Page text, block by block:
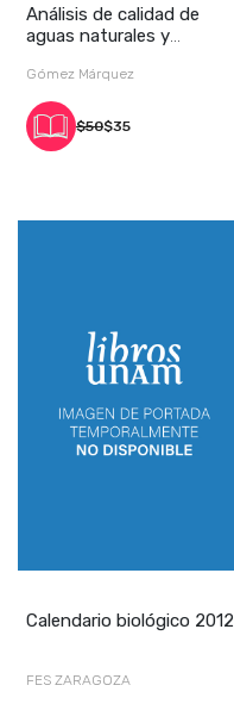
Análisis de calidad de
aguas naturales y
Gómez Márquez
$50$35
Calendario biológico 2012
FES ZARAGOZA